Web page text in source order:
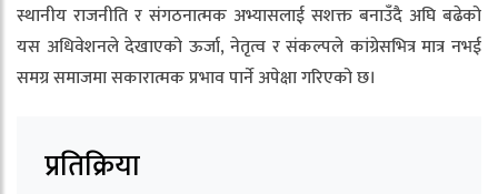
स्थानीय राजनीति र संगठनात्मक अभ्यासलाई सशक्त बनाउँदै अघि बढेको
यस अधिवेशनले देखाएको ऊर्जा, नेतृत्व र संकल्पले कांग्रेसभित्र मात्र नभई
समग्र समाजमा सकारात्मक प्रभाव पार्ने अपेक्षा गरिएको छ।
प्रतिक्रिया